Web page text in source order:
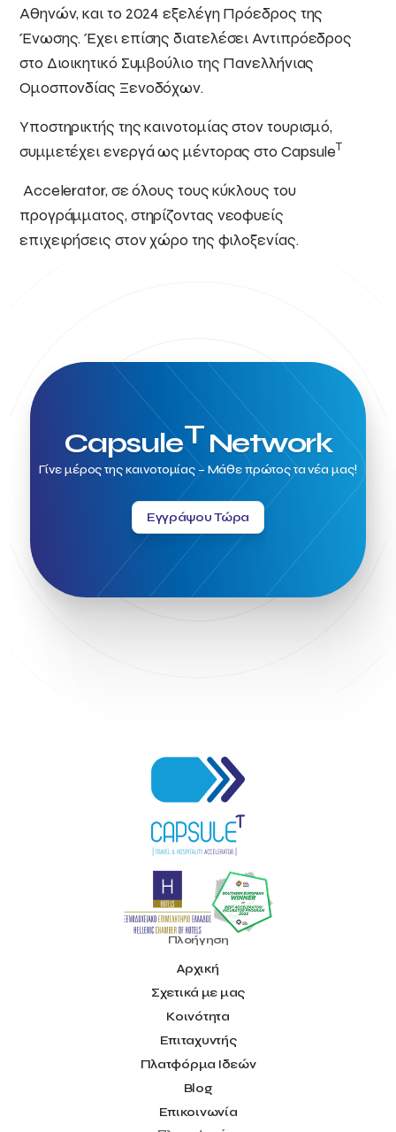
Αθηνών, και το 2024 εξελέγη Πρόεδρος της
Ένωσης. Έχει επίσης διατελέσει Αντιπρόεδρος
στο Διοικητικό Συμβούλιο της Πανελλήνιας
Ομοσπονδίας Ξενοδόχων.
Υποστηρικτής της καινοτομίας στον τουρισμό,
συμμετέχει ενεργά ως μέντορας στο CapsuleT
Accelerator, σε όλους τους κύκλους του
προγράμματος, στηρίζοντας νεοφυείς
επιχειρήσεις στον χώρο της φιλοξενίας.
CapsuleTNetwork
Γίνε μέρος της καινοτομίας – Μάθε πρώτος τα νέα μας!
Εγγράψου Τώρα
Πλοήγηση
Αρχική
Σχετικά με μας
Κοινότητα
Επιταχυντής
Πλατφόρμα Ιδεών
Blog
Επικοινωνία